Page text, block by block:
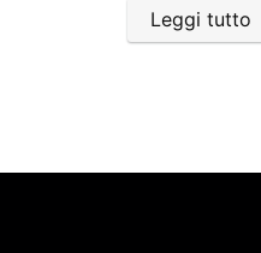
Leggi tutto